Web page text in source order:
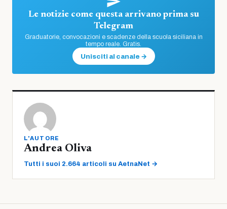
Le notizie come questa arrivano prima su
Telegram
Graduatorie, convocazioni e scadenze della scuola siciliana in
tempo reale. Gratis.
Unisciti al canale →
L'AUTORE
Andrea Oliva
Tutti i suoi 2.664 articoli su AetnaNet →